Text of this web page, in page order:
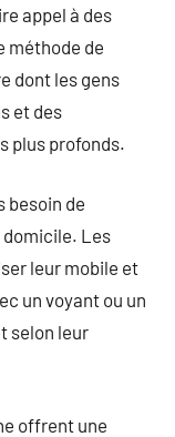
appel à des
méthode de
dont les gens
et des
plus profonds.
besoin de
Les
leur mobile et
un voyant ou un
selon leur
offrent une